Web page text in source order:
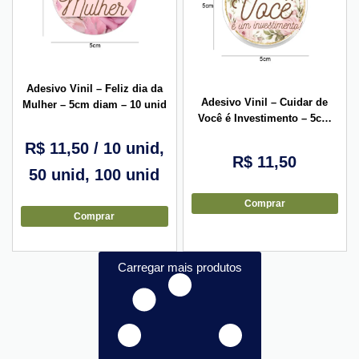
Adesivo Vinil – Feliz dia da
Mulher – 5cm diam – 10 unid
R$11,50/ 10 unid,
50 unid, 100 unid
Comprar
Adesivo Vinil – Cuidar de
Você é Investimento – 5cm
R$ 11,50
Comprar
Carregar mais produtos